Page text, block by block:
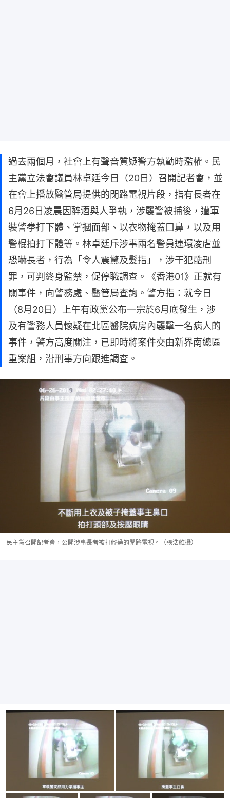
過去兩個月，社會上有聲音質疑警方執勤時濫權。民
主黨立法會議員林卓廷今日（20日）召開記者會，並
在會上播放醫管局提供的閉路電視片段，指有長者在
6月26日凌晨因醉酒與人爭執，涉襲警被捕後，遭軍
裝警拳打下體、掌摑面部、以衣物掩蓋口鼻，以及用
警棍拍打下體等。林卓廷斥涉事兩名警員連環凌虐並
恐嚇長者，行為「令人震驚及髮指」，涉干犯酷刑
罪，可判終身監禁，促停職調查。《香港01》正就有
關事件，向警務處、醫管局查詢。警方指：就今日
（8月20日）上午有政黨公布一宗於6月底發生，涉
及有警務人員懷疑在北區醫院病房內襲擊一名病人的
事件，警方高度關注，已即時將案件交由新界南總區
重案組，沿刑事方向跟進調查。
民主黨召開記者會，公開涉事長者被打經過的閉路電視。（張浩維攝）